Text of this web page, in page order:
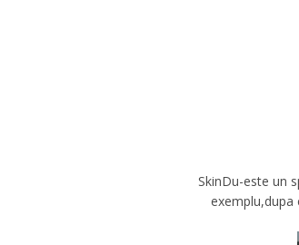
SkinDu-este un
exemplu,dupa